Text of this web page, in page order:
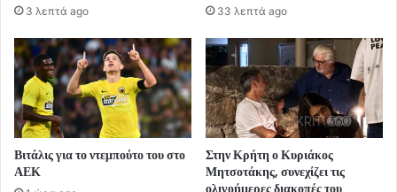
3 λεπτά ago 33 λεπτά ago
Βιτάλις για το ντεμπούτο του στο
ΑΕΚ
Στην Κρήτη ο Κυριάκος
Μητσοτάκης, συνεχίζει τις